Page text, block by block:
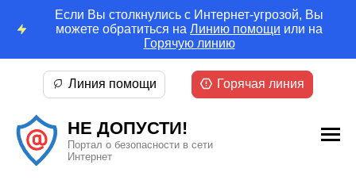
Если Вы столкнулись с Интернет-угрозой, Вы
можете обратиться на Линию помощи или на
Горячую линию
НЕ ДОПУСТИ!
Портал о безопасности в сети
Интернет
Линия помощи Горячая линия